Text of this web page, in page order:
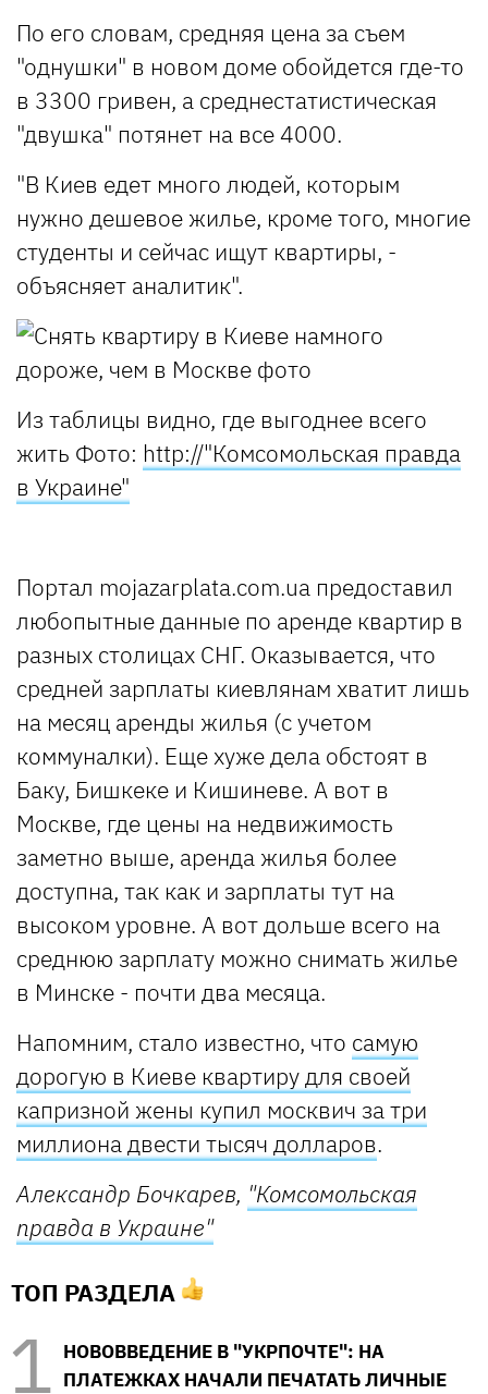
По его словам, средняя цена за съем
"однушки" в новом доме обойдется где-то
в 3300 гривен, а среднестатистическая
"двушка" потянет на все 4000.
"В Киев едет много людей, которым
нужно дешевое жилье, кроме того, многие
студенты и сейчас ищут квартиры, -
объясняет аналитик".
Из таблицы видно, где выгоднее всего
жить Фото: http://"Комсомольская правда
в Украине"
Портал mojazarplata.com.ua предоставил
любопытные данные по аренде квартир в
разных столицах СНГ. Оказывается, что
средней зарплаты киевлянам хватит лишь
на месяц аренды жилья (с учетом
коммуналки). Еще хуже дела обстоят в
Баку, Бишкеке и Кишиневе. А вот в
Москве, где цены на недвижимость
заметно выше, аренда жилья более
доступна, так как и зарплаты тут на
высоком уровне. А вот дольше всего на
среднюю зарплату можно снимать жилье
в Минске - почти два месяца.
Напомним, стало известно, что самую
дорогую в Киеве квартиру для своей
капризной жены купил москвич за три
миллиона двести тысяч долларов.
Александр Бочкарев, "Комсомольская
правда в Украине"
ТОП РАЗДЕЛА
НОВОВВЕДЕНИЕ В "УКРПОЧТЕ": НА
ПЛАТЕЖКАХ НАЧАЛИ ПЕЧАТАТЬ ЛИЧНЫЕ